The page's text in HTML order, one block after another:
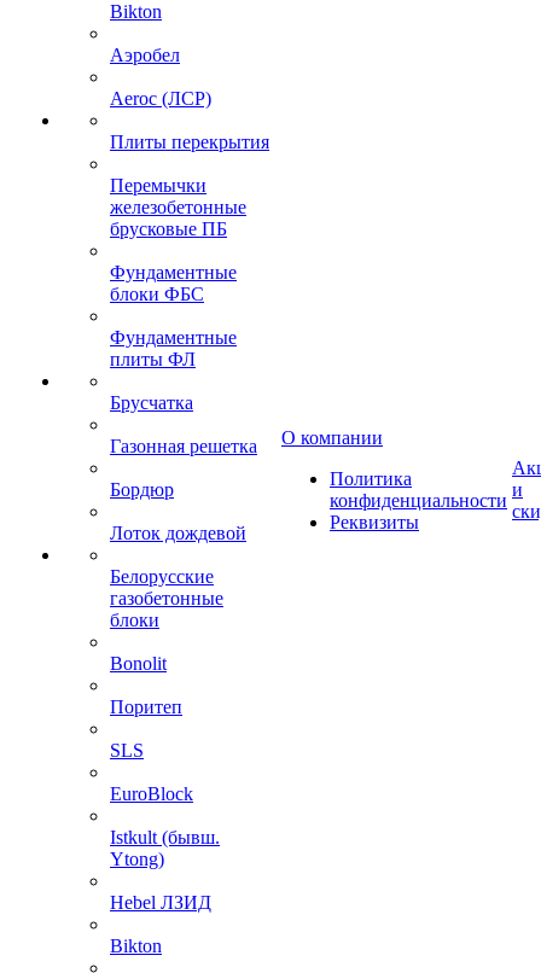
Bikton
Аэробел
Aeroc (ЛСР)
Плиты перекрытия
Перемычки
железобетонные
брусковые ПБ
Фундаментные
блоки ФБС
Фундаментные
плиты ФЛ
Брусчатка
Газонная решетка
Бордюр
Лоток дождевой
Белорусские
газобетонные
блоки
Bonolit
Поритеп
SLS
EuroBlock
Istkult (бывш.
Ytong)
Hebel ЛЗИД
Bikton
О компании
Политика
конфиденциальности
Реквизиты
и